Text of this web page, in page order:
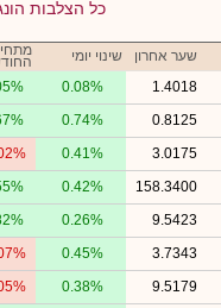
כל הצלבות
שער אחרון שינוי יומי
1.4018
0.08%
0.8125
0.74%
3.0175
0.41%
158.3400
0.42%
9.5423
0.26%
3.7343
0.45%
9.5179
0.38%